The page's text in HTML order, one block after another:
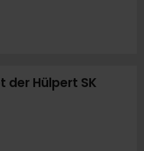
der Hülpert SK